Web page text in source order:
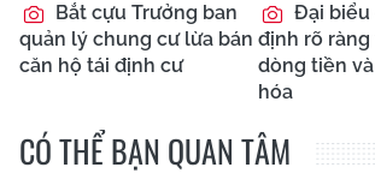
Bắt cựu Trưởng ban
quản lý chung cư lừa bán
căn hộ tái định cư
Đại biểu
định rõ
dòng tiền
hóa
CÓ THỂ BẠN QUAN TÂM